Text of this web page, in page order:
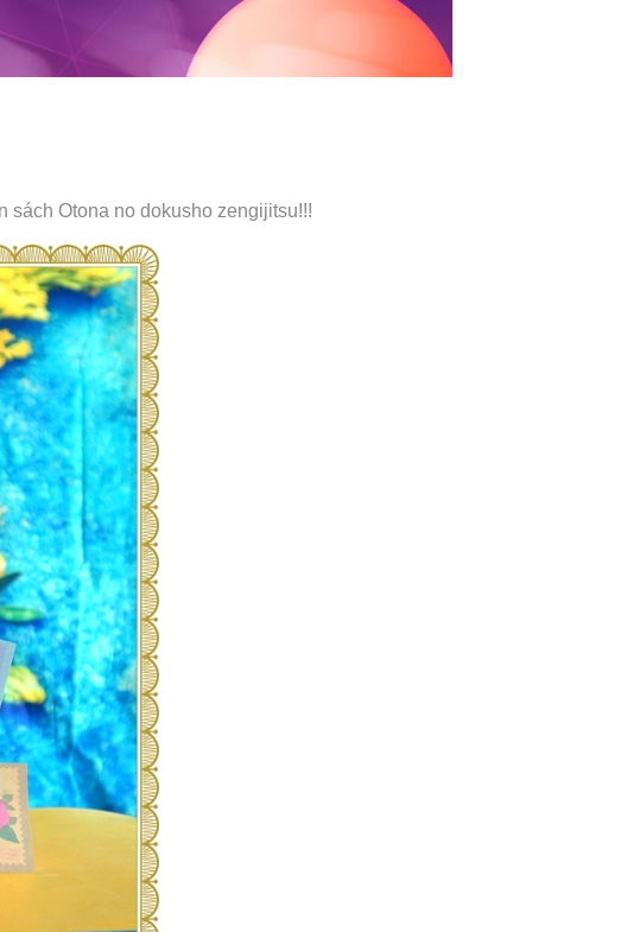
sách Otona no dokusho zengijitsu!!!